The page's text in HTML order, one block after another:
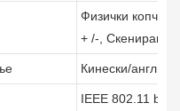
Физички
+ /-, Скенирање
Кинески/
IEEE 802.11 b/g/